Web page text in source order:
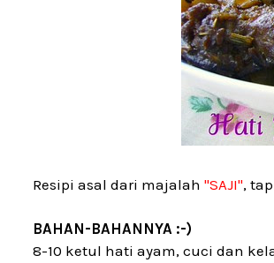
Resipi asal dari majalah "SAJI",
BAHAN-BAHANNYA :-)
8-10 ketul hati ayam, cuci dan